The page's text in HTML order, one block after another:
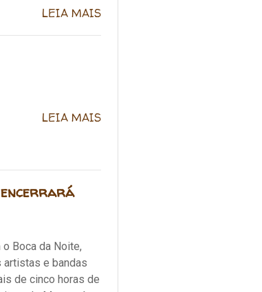
LEIA MAIS
LEIA MAIS
encerrará
Boca da Noite,
artistas e bandas
de cinco horas de